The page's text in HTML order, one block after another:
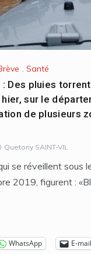
, Santé
: Des pluies
sur le
de plusieurs
Quetony SAINT-VIL
se réveillent sous
2019, figurent :
WhatsApp E-mail